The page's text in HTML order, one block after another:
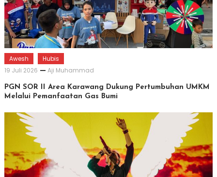
Awesh
Hubis
19 Juli 2026
Aji Muhammad
PGN SOR II Area Karawang Dukung Pertumbuhan UMKM
Melalui Pemanfaatan Gas Bumi